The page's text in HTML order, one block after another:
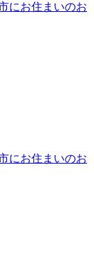
にお住まいのお
にお住まいのお